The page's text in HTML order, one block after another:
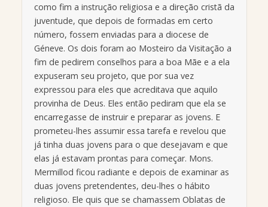
como fim a instrução religiosa e a direção cristã da
juventude, que depois de formadas em certo
número, fossem enviadas para a diocese de
Géneve. Os dois foram ao Mosteiro da Visitação a
fim de pedirem conselhos para a boa Mãe e a ela
expuseram seu projeto, que por sua vez
expressou para eles que acreditava que aquilo
provinha de Deus. Eles então pediram que ela se
encarregasse de instruir e preparar as jovens. E
prometeu-lhes assumir essa tarefa e revelou que
já tinha duas jovens para o que desejavam e que
elas já estavam prontas para começar. Mons.
Mermillod ficou radiante e depois de examinar as
duas jovens pretendentes, deu-lhes o hábito
religioso. Ele quis que se chamassem Oblatas de